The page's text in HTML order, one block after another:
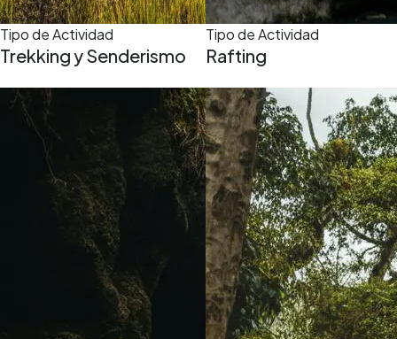
Tipo de Actividad
Trekking y Senderismo
Tipo de Actividad
Rafting